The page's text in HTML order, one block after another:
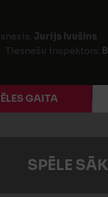
Jurijs Ivušins
Tiesnešu inspektors:
GAITA
SPĒLE